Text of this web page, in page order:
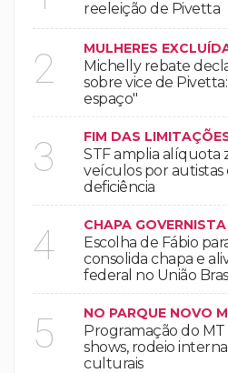
reeleição de Pivetta
2 MULHERES
Michelly rebate
sobre vice de
espaço"
3 FIM DAS
STF amplia alíquota
veículos por autistas
deficiência
4 CHAPA GOVERNISTA
Escolha de Fábio
consolida chapa e
federal no União
5 NO PARQUE NOVO
Programação do
shows, rodeio
culturais